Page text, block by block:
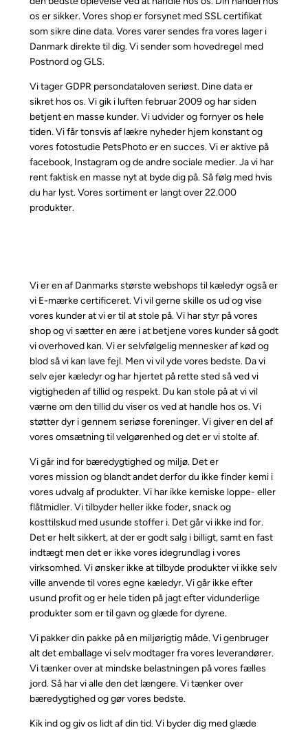
os er sikker. Vores shop er forsynet med SSL certifikat
som sikre dine data. Vores varer sendes fra vores lager i
Danmark direkte til dig. Vi sender som hovedregel med
Postnord og GLS.
Vi tager GDPR persondataloven seriøst. Dine data er
sikret hos os. Vi gik i luften februar 2009 og har siden
betjent en masse kunder. Vi udvider og fornyer os hele
tiden. Vi får tonsvis af lækre nyheder hjem konstant og
vores fotostudie PetsPhoto er en succes. Vi er aktive på
facebook, Instagram og de andre sociale medier. Ja vi har
rent faktisk en masse nyt at byde dig på. Så følg med hvis
du har lyst. Vores sortiment er langt over 22.000
produkter.
Vi er en af Danmarks største webshops til kæledyr også er
vi E-mærke certificeret. Vi vil gerne skille os ud og vise
vores kunder at vi er til at stole på. Vi har styr på vores
shop og vi sætter en ære i at betjene vores kunder så godt
vi overhoved kan. Vi er selvfølgelig mennesker af kød og
blod så vi kan lave fejl. Men vi vil yde vores bedste. Da vi
selv ejer kæledyr og har hjertet på rette sted så ved vi
vigtigheden af tillid og respekt. Du kan stole på at vi vil
værne om den tillid du viser os ved at handle hos os. Vi
støtter dyr i gennem seriøse foreninger. Vi giver en del af
vores omsætning til velgørenhed og det er vi stolte af.
Vi går ind for bæredygtighed og miljø. Det er
vores mission og blandt andet derfor du ikke finder kemi i
vores udvalg af produkter. Vi har ikke kemiske loppe- eller
flåtmidler. Vi tilbyder heller ikke foder, snack og
kosttilskud med usunde stoffer i. Det går vi ikke ind for.
Det er helt sikkert, at der er godt salg i billigt, samt en fast
indtægt men det er ikke vores idegrundlag i vores
virksomhed. Vi ønsker ikke at tilbyde produkter vi ikke selv
ville anvende til vores egne kæledyr. Vi går ikke efter
usund profit og er hele tiden på jagt efter vidunderlige
produkter som er til gavn og glæde for dyrene.
Vi pakker din pakke på en miljørigtig måde. Vi genbruger
alt det emballage vi selv modtager fra vores leverandører.
Vi tænker over at mindske belastningen på vores fælles
jord. Så har vi alle den det længere. Vi tænker over
bæredygtighed og gør vores bedste.
Kik ind og giv os lidt af din tid. Vi byder dig med glæde